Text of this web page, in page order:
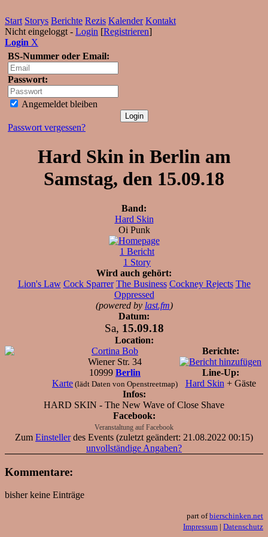
Start Storys Berichte Rezis Kalender Kontakt
Nicht eingeloggt - Login [Registrieren]
Login X
BS-Nummer oder Email:
Passwort:
Angemeldet bleiben
Passwort vergessen?
Hard Skin in Berlin am
Samstag, den 15.09.18
Band:
Hard Skin
Oi Punk
1 Bericht
1 Story
Wird auch gehört:
Lion's Law Cock Sparrer The Business Cockney Rejects The
Oppressed
(powered by last.fm)
Datum:
Sa, 15.09.18
Location:
Cortina Bob
Wiener Str. 34
10999 Berlin
Karte (lädt Daten von Openstreetmap)
Berichte:
Line-Up:
Hard Skin + Gäste
Infos:
HARD SKIN - The New Wave of Close Shave
Facebook:
Veranstaltung auf Facebook
Zum Einstellerdes Events (zuletzt geändert: 21.08.2022 00:15)
unvollständige Angaben?
Kommentare:
bisher keine Einträge
part ofbierschinken.net
Impressum | Datenschutz